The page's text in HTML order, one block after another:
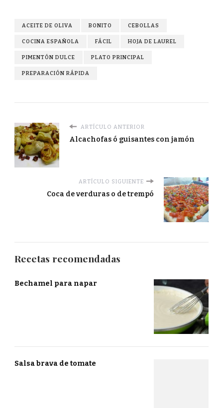
ACEITE DE OLIVA BONITO CEBOLLAS
COCINA ESPAÑOLA FÁCIL HOJA DE LAUREL
PIMENTÓN DULCE PLATO PRINCIPAL
PREPARACIÓN RÁPIDA
ARTÍCULO ANTERIOR
Alcachofas ó guisantes con jamón
ARTÍCULO SIGUIENTE
Coca de verduras o de trempó
Recetas recomendadas
Bechamel para napar
Salsa brava de tomate